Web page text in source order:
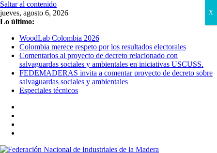
Saltar al contenido
jueves, agosto 6, 2026
Lo último:
WoodLab Colombia 2026
Colombia merece respeto por los resultados electorales
Comentarios al proyecto de decreto relacionado con
salvaguardas sociales y ambientales en iniciativas USCUSS.
FEDEMADERAS invita a comentar proyecto de decreto sobre
salvaguardas sociales y ambientales
Especiales técnicos
X